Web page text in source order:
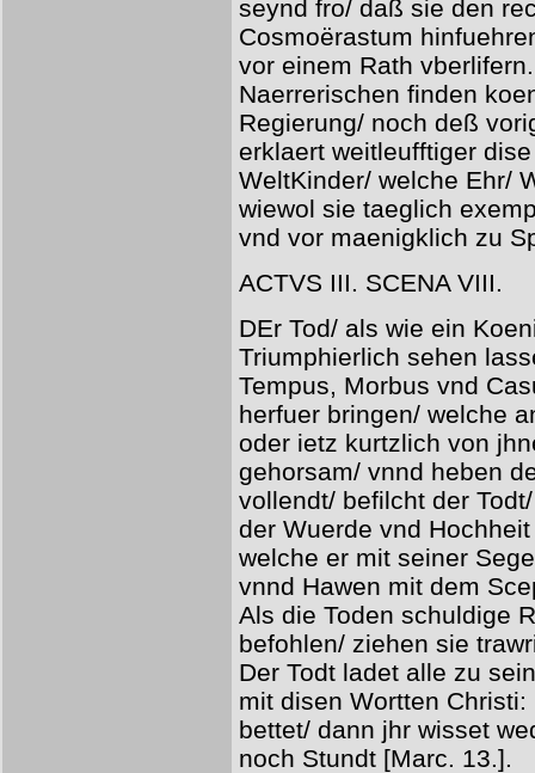
seynd fro/ daß sie den
Cosmoërastum
vor einem Rath
Naerrerischen finden
Regierung/ noch deß
erklaert weitleufftiger
WeltKinder/ welche Ehr/
wiewol sie taeglich
vnd vor maenigklich zu
ACTVS III. SCENA VIII.
DEr Tod/ als wie ein
Triumphierlich sehen
Tempus, Morbus vnd
herfuer bringen/ welche
oder ietz kurtzlich von
gehorsam/ vnnd heben
vollendt/ befilcht der
der Wuerde vnd
welche er mit seiner
vnnd Hawen mit dem
Als die Toden schuldige
befohlen/ ziehen sie
Der Todt ladet alle zu
mit disen Wortten
bettet/ dann jhr wisset
noch Stundt [Marc. 13.].